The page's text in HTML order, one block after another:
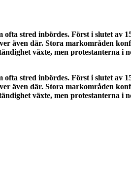
stred inbördes. Först i slutet av
även där. Stora markområden
växte, men protestanterna i
stred inbördes. Först i slutet av
även där. Stora markområden
växte, men protestanterna i